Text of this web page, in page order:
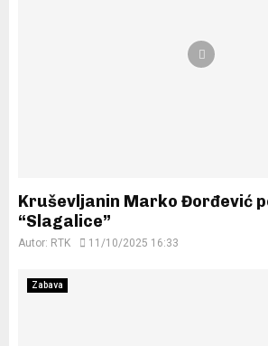
Kruševljanin Marko Đorđević
“Slagalice”
Autor: RTK 11/10/2025 16:33
Zabava